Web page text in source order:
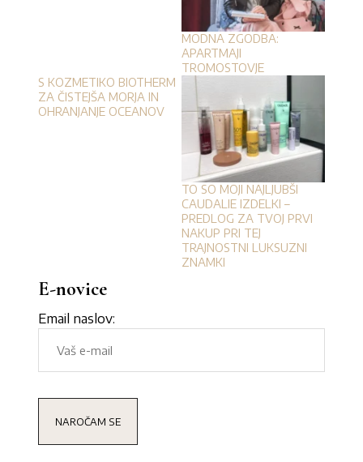
MODNA ZGODBA:
APARTMAJI
TROMOSTOVJE
S KOZMETIKO BIOTHERM
ZA ČISTEJŠA MORJA IN
OHRANJANJE OCEANOV
TO SO MOJI NAJLJUBŠI
CAUDALIE IZDELKI –
PREDLOG ZA TVOJ PRVI
NAKUP PRI TEJ
TRAJNOSTNI LUKSUZNI
ZNAMKI
E-novice
Email naslov: